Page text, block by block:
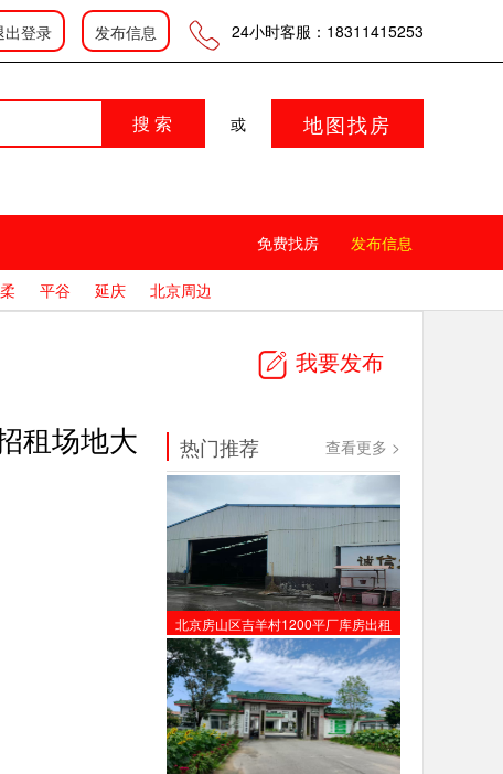
出登录 发布信息 24小时客服：18311415253
登录 | 会员中心 发布信息
搜 索 或 地图找房
免费找房 发布信息
平谷 延庆 北京周边
我要发布
租场地大
热门推荐 查看更多 >
北京房山区吉羊村1200平厂库房出租